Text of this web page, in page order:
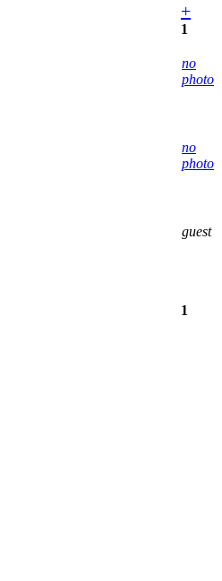
+
1
no
photo
no
photo
guest
1